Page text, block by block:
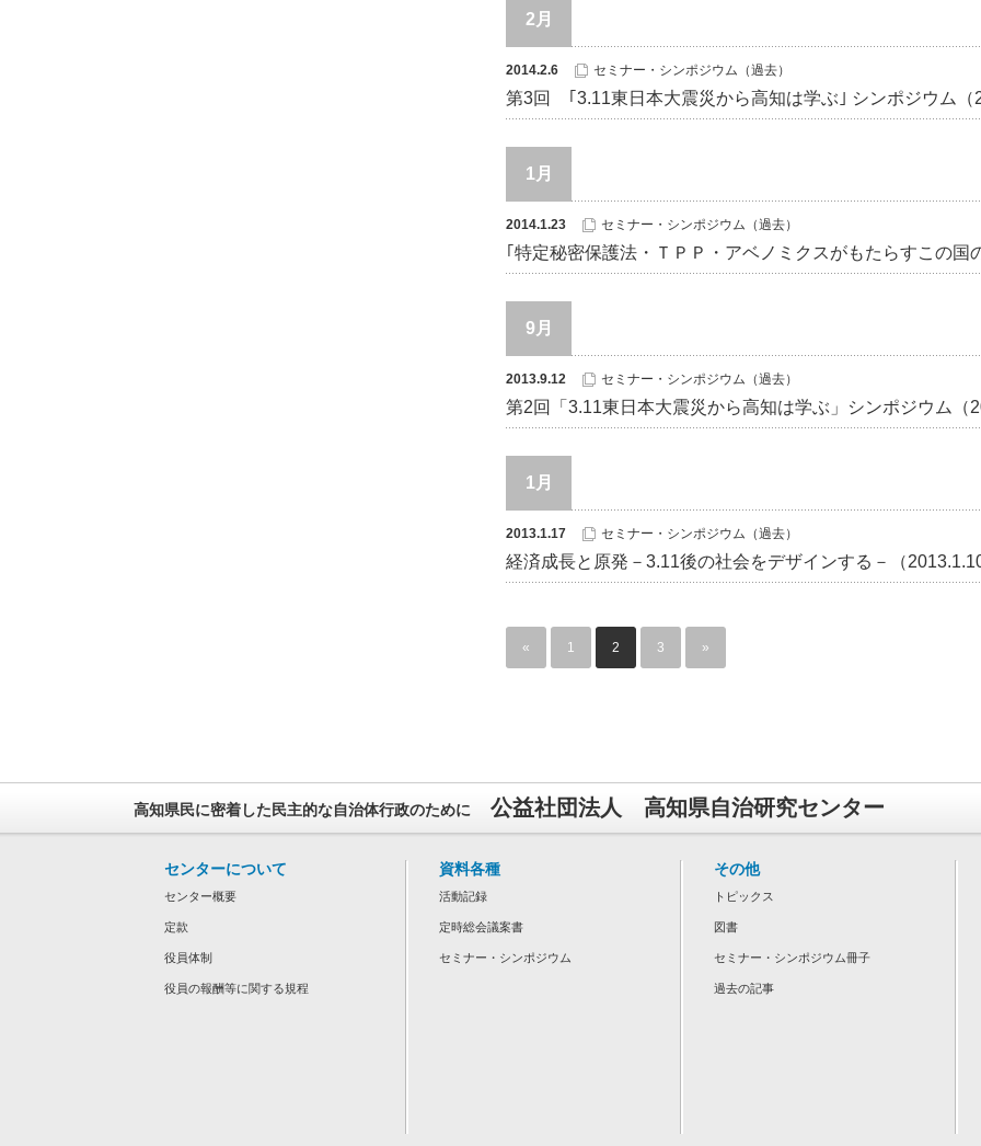
2月
2014.2.6 セミナー・シンポジウム（過去）
第3回 ｢3.11東日本大震災から高知は学ぶ｣ シンポジウム（
1月
2014.1.23 セミナー・シンポジウム（過去）
｢特定秘密保護法・ＴＰＰ・アベノミクスがもたらすこの国
9月
2013.9.12 セミナー・シンポジウム（過去）
第2回「3.11東日本大震災から高知は学ぶ」シンポジウム（
1月
2013.1.17 セミナー・シンポジウム（過去）
経済成長と原発－3.11後の社会をデザインする－（2013.1.10
« 1 2 3 »
高知県民に密着した民主的な自治体行政のために 公益社団法人 高知県自治研究センター
センターについて
センター概要
定款
役員体制
役員の報酬等に関する規程
資料各種
活動記録
定時総会議案書
セミナー・シンポジウム
その他
トピックス
図書
セミナー・シンポジウム冊子
過去の記事